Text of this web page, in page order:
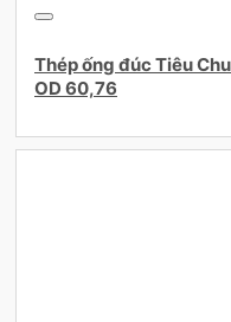
Thép ống đúc Tiêu
OD 60,76